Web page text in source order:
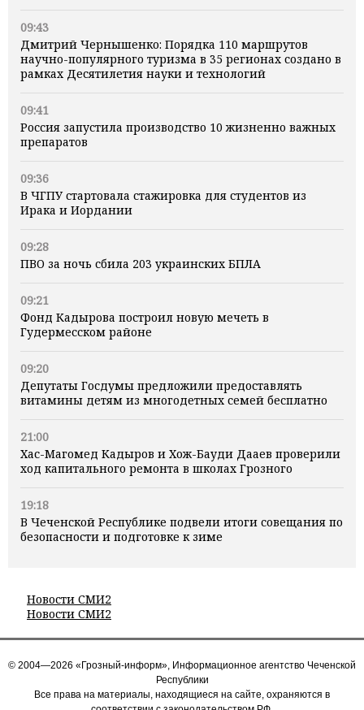
09:43
Дмитрий Чернышенко: Порядка 110 маршрутов
научно-популярного туризма в 35 регионах создано в
рамках Десятилетия науки и технологий
09:41
Россия запустила производство 10 жизненно важных
препаратов
09:36
В ЧГПУ стартовала стажировка для студентов из
Ирака и Иордании
09:28
ПВО за ночь сбила 203 украинских БПЛА
09:21
Фонд Кадырова построил новую мечеть в
Гудермесском районе
09:20
Депутаты Госдумы предложили предоставлять
витамины детям из многодетных семей бесплатно
21:00
Хас-Магомед Кадыров и Хож-Бауди Дааев проверили
ход капитального ремонта в школах Грозного
19:18
В Чеченской Республике подвели итоги совещания по
безопасности и подготовке к зиме
Новости СМИ2
Новости СМИ2
© 2004—2026 «Грозный-информ», Информационное агентство Чеченской
Республики
Все права на материалы, находящиеся на сайте, охраняются в